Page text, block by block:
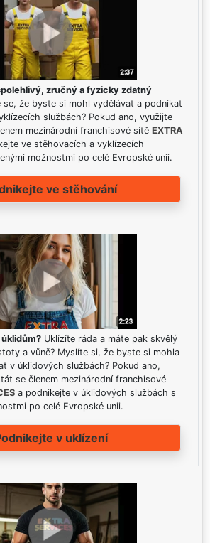
zručný a fyzicky zdatný
se, že byste si mohl vydělávat a podnikat
službách? Pokud ano, využijte
mezinárodní franchisové sítě EXTRA
ve stěhovacích a vyklízecích
možnostmi po celé Evropské unii.
ve stěhování
Uklízíte ráda a máte pak skvělý
a vůně? Myslíte si, že byste si mohla
v úklidových službách? Pokud ano,
se členem mezinárodní franchisové
a podnikejte v úklidových službách s
po celé Evropské unii.
v uklízení